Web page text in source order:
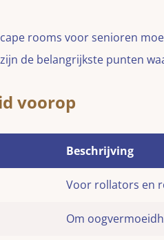
rooms voor senioren
de belangrijkste punten
voorop
Beschrijving
Voor rollators en
Om